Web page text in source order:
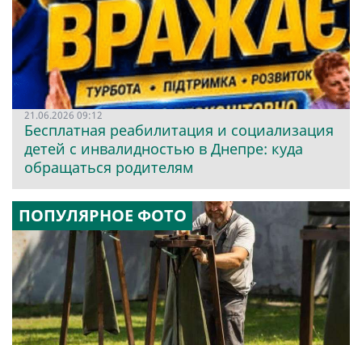
21.06.2026 09:12
Бесплатная реабилитация и социализация
детей с инвалидностью в Днепре: куда
обращаться родителям
ПОПУЛЯРНОЕ ФОТО